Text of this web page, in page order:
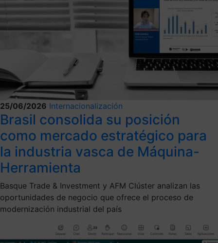
25/06/2026 Internacionalización
Brasil consolida su posición
como mercado estratégico para
la industria vasca de Máquina-
Herramienta
Basque Trade & Investment y AFM Clúster analizan las
oportunidades de negocio que ofrece el proceso de
modernización industrial del país